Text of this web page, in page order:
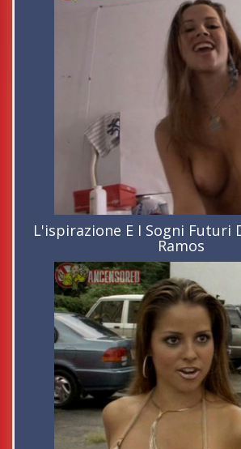
L'ispirazione E I Sogni Futuri
Ramos